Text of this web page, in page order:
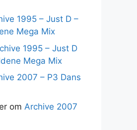
1995 – Just D –
Mega Mix
1995 – Just D
Mega Mix
2007 – P3 Dans
om Archive 2007